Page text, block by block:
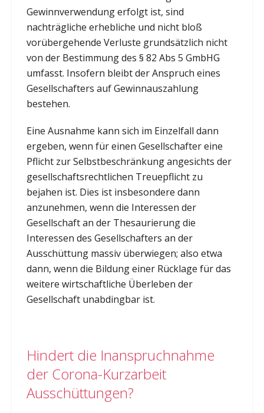
Gewinnverwendung erfolgt ist, sind
nachträgliche erhebliche und nicht bloß
vorübergehende Verluste grundsätzlich nicht
von der Bestimmung des § 82 Abs 5 GmbHG
umfasst. Insofern bleibt der Anspruch eines
Gesellschafters auf Gewinnauszahlung
bestehen.
Eine Ausnahme kann sich im Einzelfall dann
ergeben, wenn für einen Gesellschafter eine
Pflicht zur Selbstbeschränkung angesichts der
gesellschaftsrechtlichen Treuepflicht zu
bejahen ist. Dies ist insbesondere dann
anzunehmen, wenn die Interessen der
Gesellschaft an der Thesaurierung die
Interessen des Gesellschafters an der
Ausschüttung massiv überwiegen; also etwa
dann, wenn die Bildung einer Rücklage für das
weitere wirtschaftliche Überleben der
Gesellschaft unabdingbar ist.
Hindert die Inanspruchnahme
der Corona-Kurzarbeit
Ausschüttungen?